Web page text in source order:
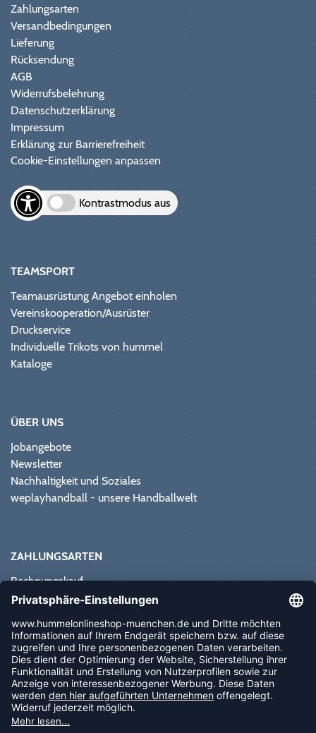
Zahlungsarten
Versandbedingungen
Lieferung
Rücksendung
AGB
Widerrufsbelehrung
Datenschutzerklärung
Impressum
Erklärung zur Barrierefreiheit
Cookie-Einstellungen anpassen
Kontrastmodus aus
TEAMSPORT
Teamausrüstung Angebot einholen
Vereinskooperation/Ausrüster
Druckservice
Individuelle Trikots von hummel
Kataloge
ÜBER UNS
Jobangebote
Newsletter
Nachhaltigkeit und Soziales
weplayhandball - unsere Handballwelt
ZAHLUNGSARTEN
Rechnungskauf
Paypal
Vorkasse
Sofortüberweisung
NEWSLETTER